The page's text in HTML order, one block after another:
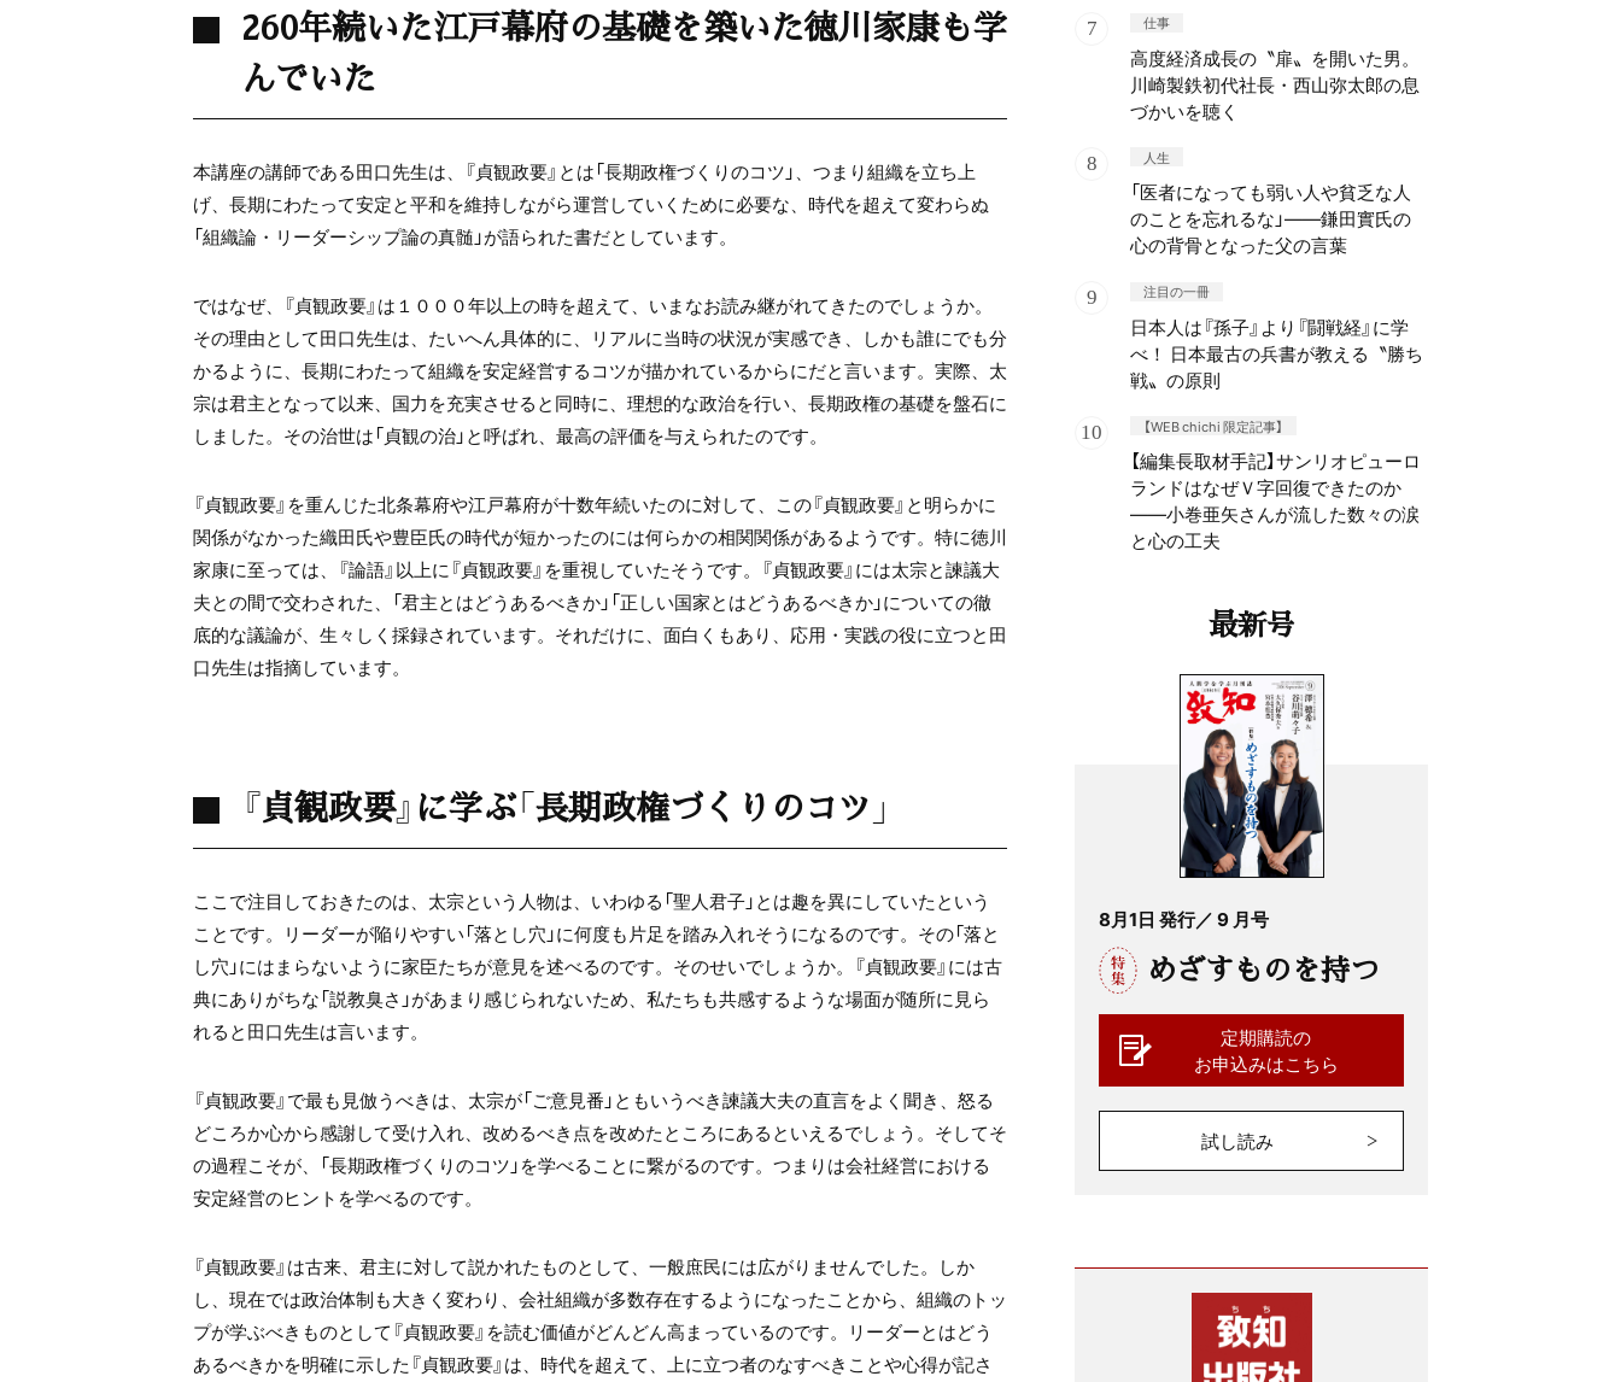
260年続いた江戸幕府の基礎を築いた徳川家康も学
んでいた
本講座の講師である田口先生は、『貞観政要』とは「長期政権づくりのコツ」、つまり組織を立ち上
げ、長期にわたって安定と平和を維持しながら運営していくために必要な、時代を超えて変わらぬ
「組織論・リーダーシップ論の真髄」が語られた書だとしています。
ではなぜ、『貞観政要』は１０００年以上の時を超えて、いまなお読み継がれてきたのでしょうか。
その理由として田口先生は、たいへん具体的に、リアルに当時の状況が実感でき、しかも誰にでも分
かるように、長期にわたって組織を安定経営するコツが描かれているからにだと言います。実際、太
宗は君主となって以来、国力を充実させると同時に、理想的な政治を行い、長期政権の基礎を盤石に
しました。その治世は「貞観の治」と呼ばれ、最高の評価を与えられたのです。
『貞観政要』を重んじた北条幕府や江戸幕府が十数年続いたのに対して、この『貞観政要』と明らかに
関係がなかった織田氏や豊臣氏の時代が短かったのには何らかの相関関係があるようです。特に徳川
家康に至っては、『論語』以上に『貞観政要』を重視していたそうです。『貞観政要』には太宗と諫議大
夫との間で交わされた、「君主とはどうあるべきか」「正しい国家とはどうあるべきか」についての徹
底的な議論が、生々しく採録されています。それだけに、面白くもあり、応用・実践の役に立つと田
口先生は指摘しています。
『貞観政要』に学ぶ「長期政権づくりのコツ」
ここで注目しておきたのは、太宗という人物は、いわゆる「聖人君子」とは趣を異にしていたという
ことです。リーダーが陥りやすい「落とし穴」に何度も片足を踏み入れそうになるのです。その「落と
し穴」にはまらないように家臣たちが意見を述べるのです。そのせいでしょうか。『貞観政要』には古
典にありがちな「説教臭さ」があまり感じられないため、私たちも共感するような場面が随所に見ら
れると田口先生は言います。
『貞観政要』で最も見倣うべきは、太宗が「ご意見番」ともいうべき諫議大夫の直言をよく聞き、怒る
どころか心から感謝して受け入れ、改めるべき点を改めたところにあるといえるでしょう。そしてそ
の過程こそが、「長期政権づくりのコツ」を学べることに繋がるのです。つまりは会社経営における
安定経営のヒントを学べるのです。
『貞観政要』は古来、君主に対して説かれたものとして、一般庶民には広がりませんでした。しか
し、現在では政治体制も大きく変わり、会社組織が多数存在するようになったことから、組織のトッ
プが学ぶべきものとして『貞観政要』を読む価値がどんどん高まっているのです。リーダーとはどう
あるべきかを明確に示した『貞観政要』は、時代を超えて、上に立つ者のなすべきことや心得が記さ
仕事
高度経済成長の〝扉〟を開いた男。
川崎製鉄初代社長・西山弥太郎の息
づかいを聴く
人生
「医者になっても弱い人や貧乏な人
のことを忘れるな」——鎌田實氏の
心の背骨となった父の言葉
注目の一冊
日本人は『孫子』より『闘戦経』に学
べ！ 日本最古の兵書が教える〝勝ち
戦〟の原則
【WEB chichi 限定記事】
【編集長取材手記】サンリオピューロ
ランドはなぜＶ字回復できたのか
——小巻亜矢さんが流した数々の涙
と心の工夫
最新号
8月1日 発行／ 9 月号
めざすものを持つ
定期購読の
お申込みはこちら
試し読み